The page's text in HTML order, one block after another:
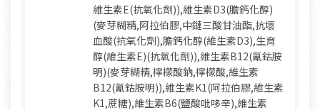
維生素E(抗氧化劑)),維生素D3(膽鈣化醇)
(麥芽糊精,阿拉伯膠,中鏈三酸甘油酯,抗壞
血酸(抗氧化劑),膽鈣化醇(維生素D3),生育
醇(維生素E)(抗氧化劑)),維生素B12(氰鈷胺
明)(麥芽糊精,檸檬酸鈉,檸檬酸,維生素
B12(氰鈷胺明)),維生素K1(阿拉伯膠,維生素
K1,蔗糖),維生素B6(鹽酸吡哆辛),維生素